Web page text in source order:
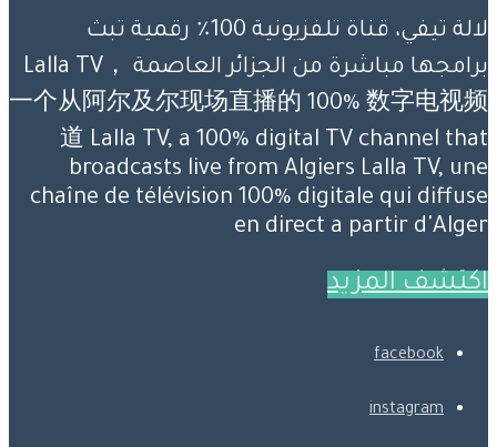
لالة تيفي، قناة تلفزيونية 100٪ رقمية تبث
برامجها مباشرة من الجزائر العاصمة Lalla TV，
一个从阿尔及尔现场直播的 100% 数字电视频
道 Lalla TV, a 100% digital TV channel that
broadcasts live from Algiers Lalla TV, une
chaîne de télévision 100% digitale qui diffuse
en direct a partir d'Alger
اكتشف المزيد
facebook
instagram